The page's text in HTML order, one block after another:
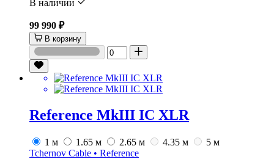
В наличии
99 990 ₽
В корзину
Reference MkIII IC XLR
1 м 1.65 м 2.65 м 4.35 м
5 м
Tchernov Cable • Reference